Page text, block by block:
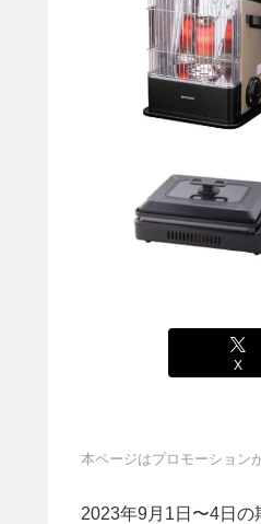
X
本ページはプロモーション
2023年9月1日〜4日